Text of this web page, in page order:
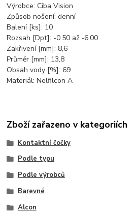
Výrobce: Ciba Vision
Způsob nošení: denní
Balení [ks]: 10
Rozsah [Dpt]: -0.50 až -6.00
Zakřivení [mm]: 8,6
Průměr [mm]: 13,8
Obsah vody [%]: 69
Materiál: Nelfilcon A
Zboží zařazeno v kategoriích
Kontaktní čočky
Podle typu
Podle výrobců
Barevné
Alcon